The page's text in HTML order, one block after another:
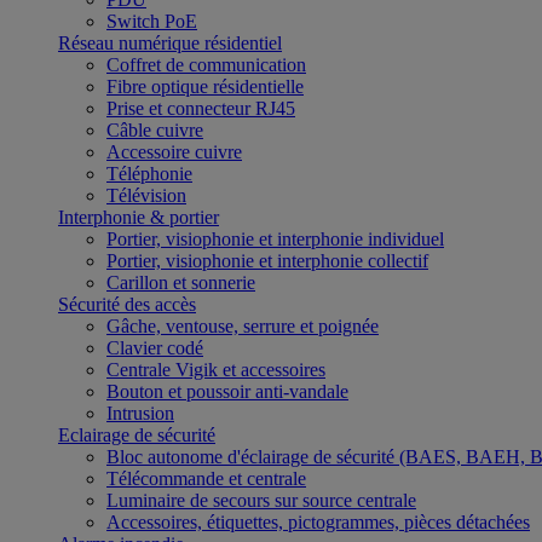
Switch PoE
Réseau numérique résidentiel
Coffret de communication
Fibre optique résidentielle
Prise et connecteur RJ45
Câble cuivre
Accessoire cuivre
Téléphonie
Télévision
Interphonie & portier
Portier, visiophonie et interphonie individuel
Portier, visiophonie et interphonie collectif
Carillon et sonnerie
Sécurité des accès
Gâche, ventouse, serrure et poignée
Clavier codé
Centrale Vigik et accessoires
Bouton et poussoir anti-vandale
Intrusion
Eclairage de sécurité
Bloc autonome d'éclairage de sécurité (BAES,
Télécommande et centrale
Luminaire de secours sur source centrale
Accessoires, étiquettes, pictogrammes, pièces détachées